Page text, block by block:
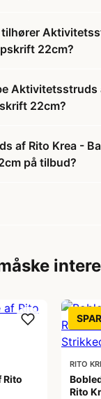
22cm?
Aktivitetsstruds
22cm?
af Rito Krea -
på tilbud?
Rito
RITO
Rito